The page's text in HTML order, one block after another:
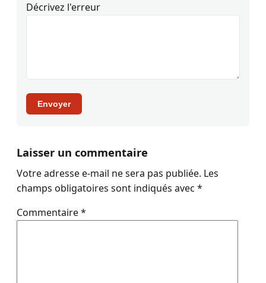
Décrivez l'erreur
Envoyer
Laisser un commentaire
Votre adresse e-mail ne sera pas publiée. Les
champs obligatoires sont indiqués avec *
Commentaire*